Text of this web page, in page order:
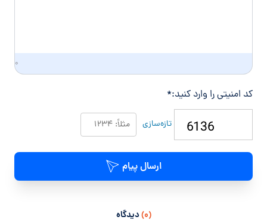
۰
کد امنیتی را وارد کنید:*
تازه‌سازی
ارسال پیام
(۰) دیدگاه